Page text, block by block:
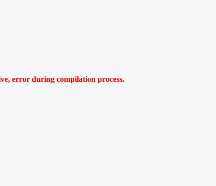
error during compilation process.